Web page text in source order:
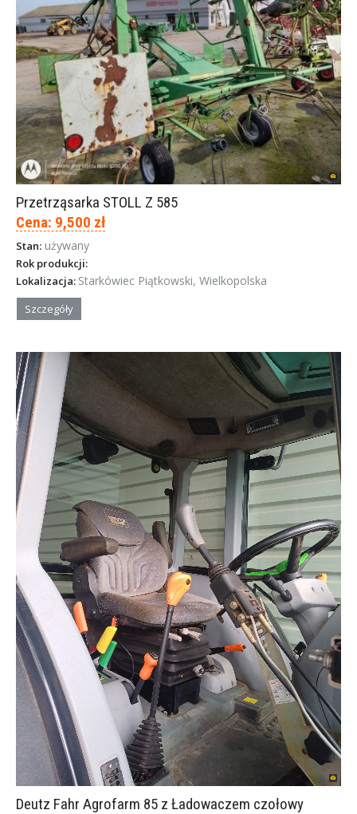
Przetrząsarka STOLL Z 585
Cena: 9,500 zł
Stan: używany
Rok produkcji:
Lokalizacja: Starkówiec Piątkowski, Wielkopolska
Szczegóły
Deutz Fahr Agrofarm 85 z Ładowaczem czołowy